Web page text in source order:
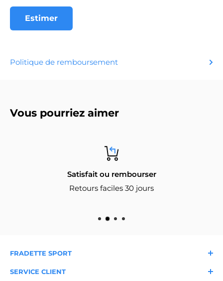
Estimer
Politique de remboursement
Vous pourriez aimer
Satisfait ou rembourser
Retours faciles 30 jours
FRADETTE SPORT
SERVICE CLIENT